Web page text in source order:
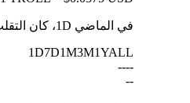
في الماضي 1D، كان التقلب من TROLL إلى USD هو
1D7D1M3M1YALL
--
--
--